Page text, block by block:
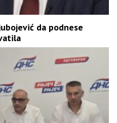
da podnese